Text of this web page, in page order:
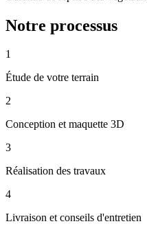
Notre processus
1
Étude de votre terrain
2
Conception et maquette 3D
3
Réalisation des travaux
4
Livraison et conseils d'entretien